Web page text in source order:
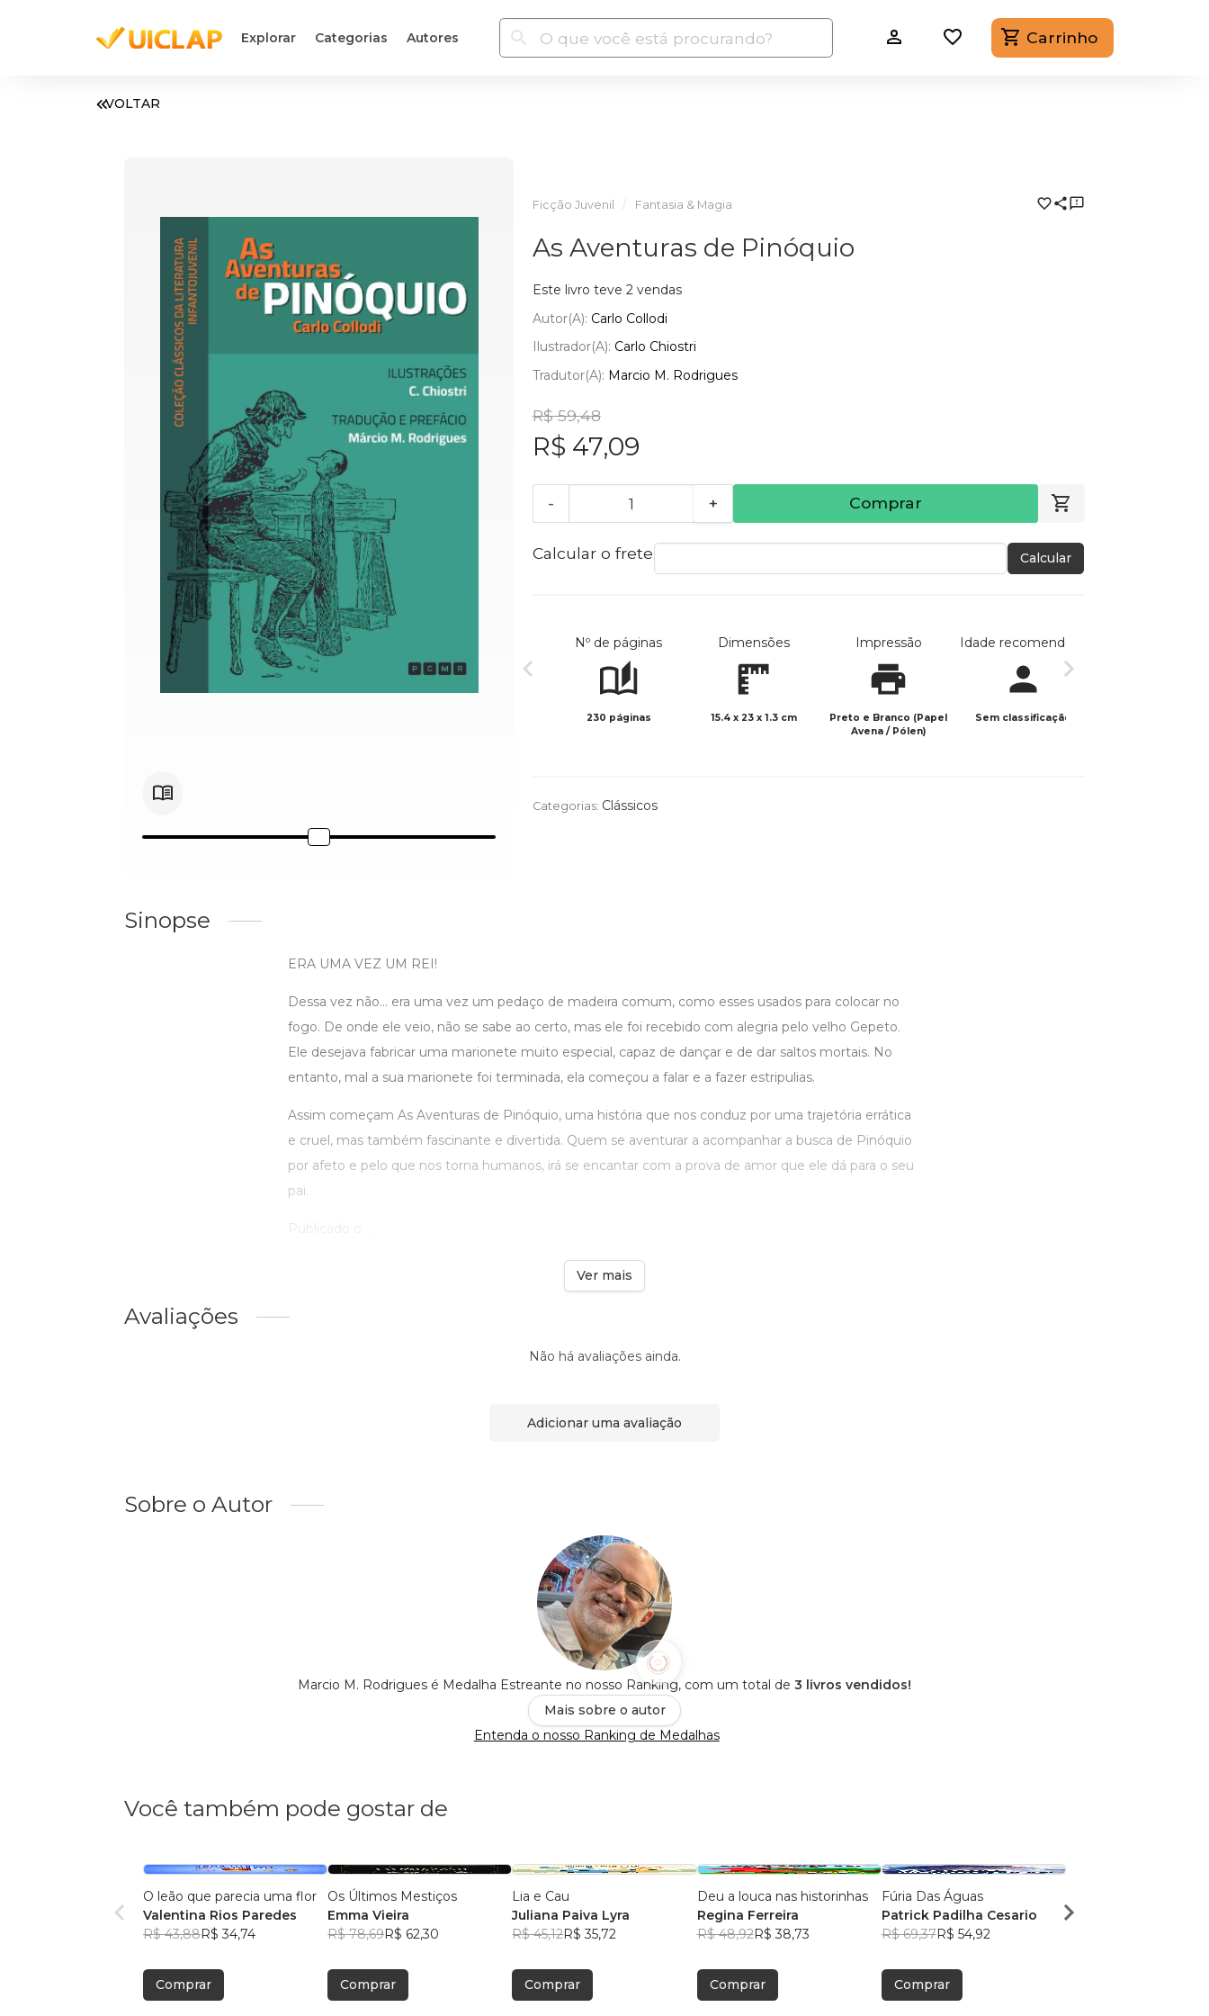
Explorar Categorias Autores Carrinho
VOLTAR
Ficção Juvenil Fantasia & Magia
As Aventuras de Pinóquio
Este livro teve 2 vendas
Autor(a): Carlo Collodi
Ilustrador(a): Carlo Chiostri
Tradutor(a): Marcio M. Rodrigues
R$ 59,48
R$ 47,09
- + Comprar
Calcular o frete Calcular
Nº de páginas
230 páginas
Dimensões
15.4 x 23 x 1.3 cm
Impressão
Preto e Branco (Papel
Avena / Pólen)
Idade recomendada
Sem classificação
Categorias: Clássicos
Sinopse
ERA UMA VEZ UM REI!
Dessa vez não... era uma vez um pedaço de madeira comum, como esses usados para colocar no
fogo. De onde ele veio, não se sabe ao certo, mas ele foi recebido com alegria pelo velho Gepeto.
Ele desejava fabricar uma marionete muito especial, capaz de dançar e de dar saltos mortais. No
entanto, mal a sua marionete foi terminada, ela começou a falar e a fazer estripulias.
Assim começam As Aventuras de Pinóquio, uma história que nos conduz por uma trajetória errática
e cruel, mas também fascinante e divertida. Quem se aventurar a acompanhar a busca de Pinóquio
por afeto e pelo que nos torna humanos, irá se encantar com a prova de amor que ele dá para o seu
pai.
Publicado o ...
Ver mais
Avaliações
Não há avaliações ainda.
Adicionar uma avaliação
Sobre o Autor
Marcio M. Rodrigues é Medalha Estreante no nosso Ranking, com um total de 3 livros vendidos!
Mais sobre o autor
Entenda o nosso Ranking de Medalhas
Você também pode gostar de
O leão que parecia uma flor
Valentina Rios Paredes
R$ 43,88R$ 34,74
Comprar
Os Últimos Mestiços
Emma Vieira
R$ 78,69R$ 62,30
Comprar
Lia e Cau
Juliana Paiva Lyra
R$ 45,12R$ 35,72
Comprar
Deu a louca nas historinhas
Regina Ferreira
R$ 48,92R$ 38,73
Comprar
Fúria Das Águas
Patrick Padilha Cesario
R$ 69,37R$ 54,92
Comprar
Enzo Maia Springer